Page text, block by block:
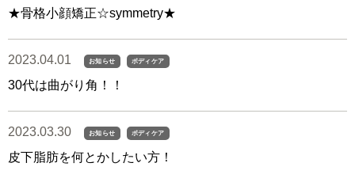
★骨格小顔矯正☆symmetry★
2023.04.01 お知らせ ボディケア
30代は曲がり角！！
2023.03.30 お知らせ ボディケア
皮下脂肪を何とかしたい方！